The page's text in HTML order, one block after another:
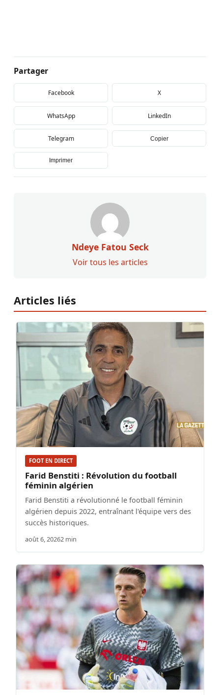
Partager
Facebook X
WhatsApp LinkedIn
Telegram Copier
Imprimer
Ndeye Fatou Seck
Voir tous les articles
Articles liés
FOOT EN DIRECT
Farid Benstiti : Révolution du football
féminin algérien
Farid Benstiti a révolutionné le football féminin
algérien depuis 2022, entraînant l'équipe vers des
succès historiques.
août 6, 20262 min